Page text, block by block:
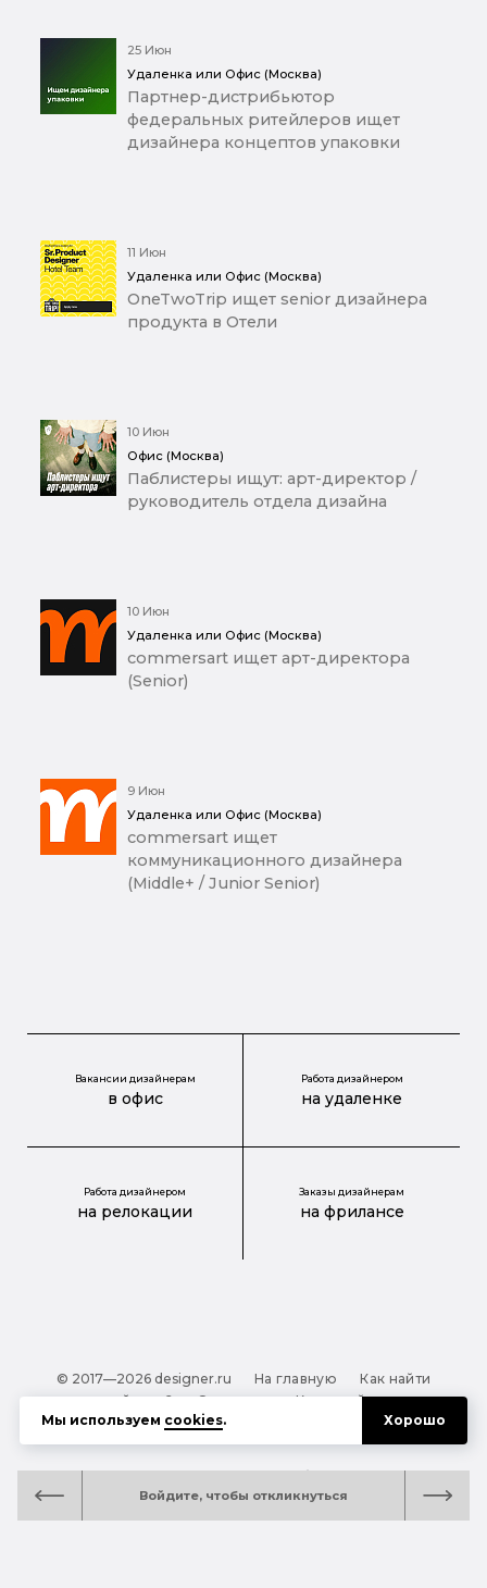
Войдите, чтобы откликнуться
25 Июн
Удаленка или Офис (Москва)
Партнер-дистрибьютор
федеральных ритейлеров ищет
дизайнера концептов упаковки
11 Июн
Удаленка или Офис (Москва)
OneTwoTrip ищет senior дизайнера
продукта в Отели
10 Июн
Офис (Москва)
Паблистеры ищут: арт-директор /
руководитель отдела дизайна
10 Июн
Удаленка или Офис (Москва)
commersart ищет арт-директора
(Senior)
9 Июн
Удаленка или Офис (Москва)
commersart ищет
коммуникационного дизайнера
(Middle+ / Junior Senior)
Вакансии дизайнерам
в офис
Работа дизайнером
на удаленке
Работа дизайнером
на релокации
Заказы дизайнерам
на фрилансе
© 2017—2026 designer.ru На главную
Как найти
дизайнера?
О проекте
Карта сайта
Обработка персональных данных
Файлы cookie
Полезная подсказка:
Как выбрать дизайнера:
руководство для тех, кто заказывает дизайн
Мы используем cookies. Хорошо